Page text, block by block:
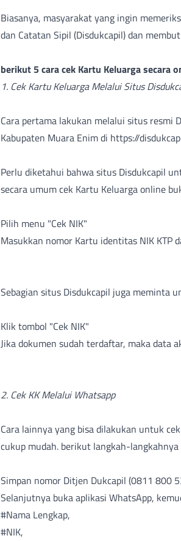
Biasanya, masyarakat yang ingin
dan Catatan Sipil (Disdukcapil) dan
berikut 5 cara cek Kartu Keluarga secara
1. Cek Kartu Keluarga Melalui Situs
Cara pertama lakukan melalui situs resmi
Kabupaten Muara Enim di https://
Perlu diketahui bahwa situs Disdukcapil
secara umum cek Kartu Keluarga online
Pilih menu "Cek NIK"
Masukkan nomor Kartu identitas NIK KTP
Sebagian situs Disdukcapil juga
Klik tombol "Cek NIK"
Jika dokumen sudah terdaftar, maka data
2. Cek KK Melalui Whatsapp
Cara lainnya yang bisa dilakukan untuk
cukup mudah. berikut langkah-langkahnya
Simpan nomor Ditjen Dukcapil (0811 800
Selanjutnya buka aplikasi WhatsApp,
#Nama Lengkap,
#NIK,